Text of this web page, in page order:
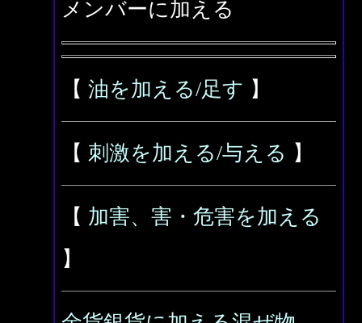
メンバーに加える
【 油を加える/足す 】
【 刺激を加える/与える 】
【 加害、害・危害を加える
】